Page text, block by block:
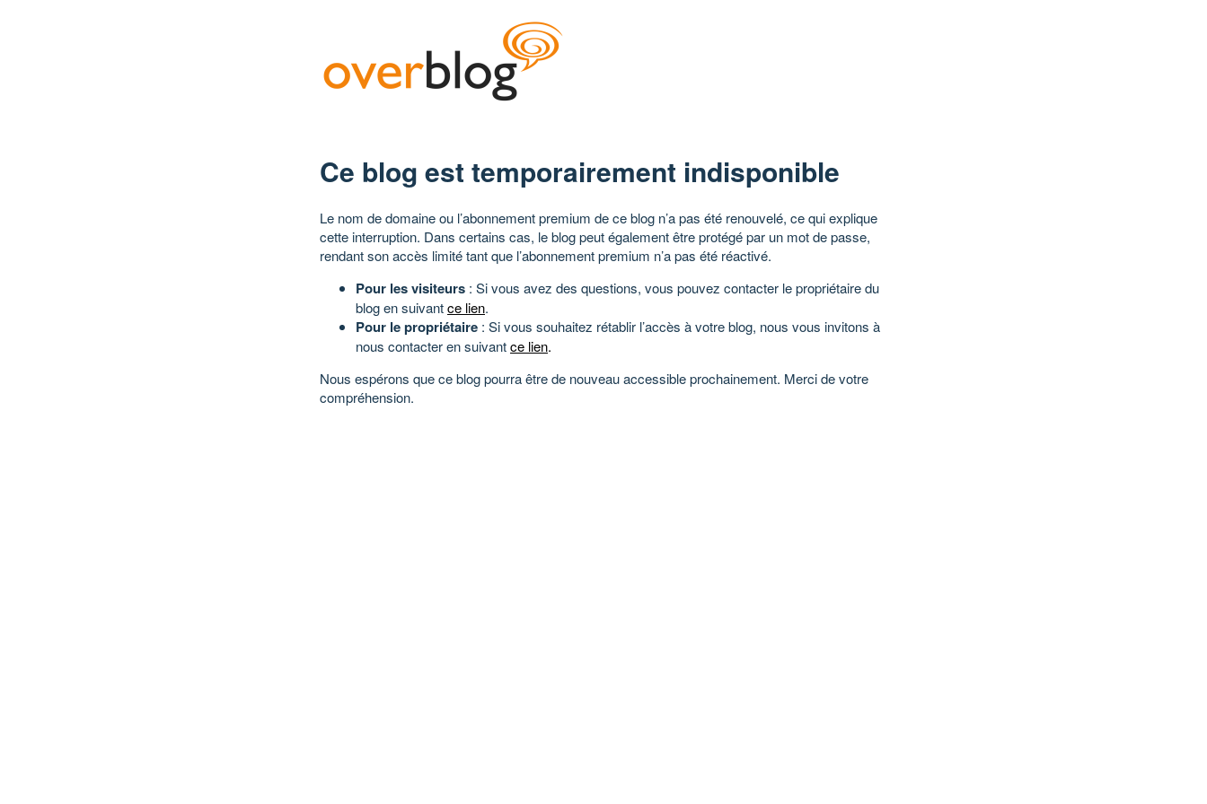
Ce blog est temporairement indisponible
Le nom de domaine ou l’abonnement premium de ce blog n’a pas été renouvelé, ce qui explique
cette interruption. Dans certains cas, le blog peut également être protégé par un mot de passe,
rendant son accès limité tant que l’abonnement premium n’a pas été réactivé.
Pour les visiteurs : Si vous avez des questions, vous pouvez contacter le propriétaire du
blog en suivantce lien.
Pour le propriétaire : Si vous souhaitez rétablir l’accès à votre blog, nous vous invitons à
nous contacter en suivantce lien.
Nous espérons que ce blog pourra être de nouveau accessible prochainement. Merci de votre
compréhension.